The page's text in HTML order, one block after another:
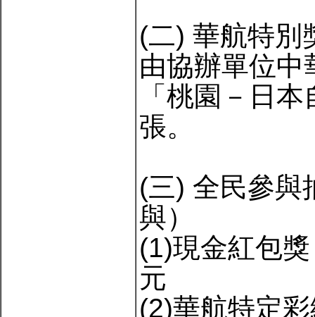
(二) 華航特別
由協辦單位中
「桃園－日
張。
(三) 全民參與
與）
(1)現金紅包
元
(2)華航特定